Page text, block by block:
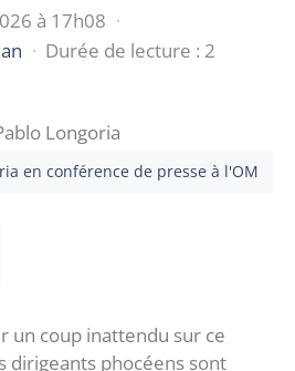
à 17h08 ·
· Durée de lecture : 2
en conférence de presse à l'OM
un coup inattendu sur ce
dirigeants phocéens sont